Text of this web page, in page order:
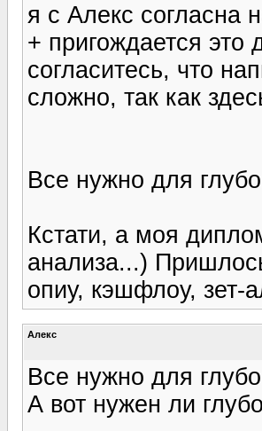
я с Алекс согласна
+ пригождается это
согласитесь, что
сложно, так как
Все нужно для
Кстати, а моя
анализа...)
опиу, кэшфлоу, зет-
Алекс
Все нужно для
А вот нужен ли